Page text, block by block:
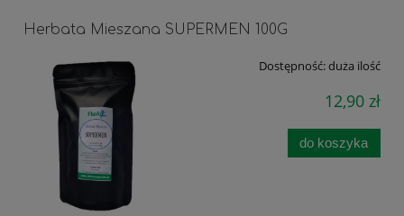
Herbata Mieszana SUPERMEN 100G
Dostępność:duża ilość
12,90 zł
do koszyka